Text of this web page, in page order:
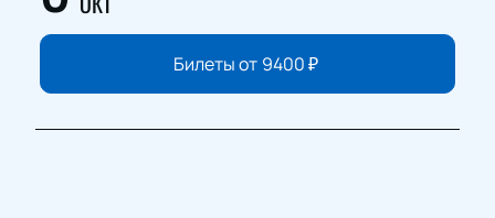
Билеты от 9400₽